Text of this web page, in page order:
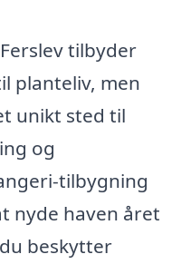
tilbyder
planteliv, men
unikt sted til
og
tilbygning
nyde haven året
beskytter